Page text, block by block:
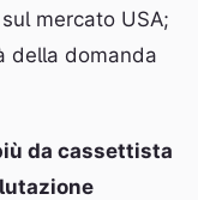
mercato USA;
della domanda
da cassettista